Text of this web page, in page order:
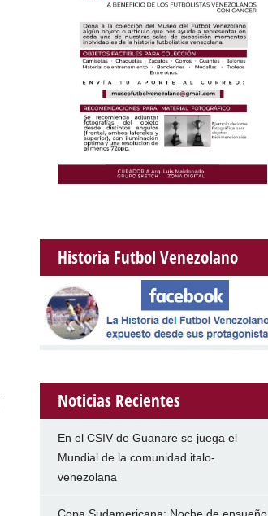
Historia Futbol Venezolano
Noticias Recientes
En el CSIV de Guanare se juega el
Mundial de la comunidad italo-
venezolana
Copa Sudamericana: Noche de ensueño